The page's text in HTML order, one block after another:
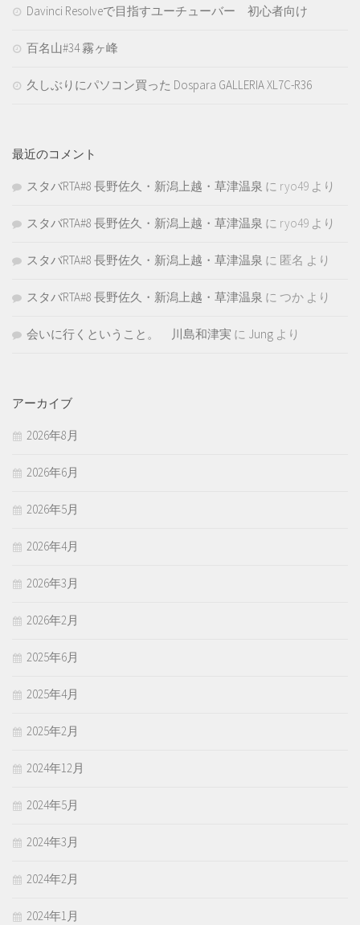
Davinci Resolveで目指すユーチューバー 初心者向け
百名山#34 霧ヶ峰
久しぶりにパソコン買った Dospara GALLERIA XL7C-R36
最近のコメント
スタバRTA#8 長野佐久・新潟上越・草津温泉 に ryo49 より
スタバRTA#8 長野佐久・新潟上越・草津温泉 に ryo49 より
スタバRTA#8 長野佐久・新潟上越・草津温泉 に 匿名 より
スタバRTA#8 長野佐久・新潟上越・草津温泉 に つか より
会いに行くということ。 川島和津実 に Jung より
アーカイブ
2026年8月
2026年6月
2026年5月
2026年4月
2026年3月
2026年2月
2025年6月
2025年4月
2025年2月
2024年12月
2024年5月
2024年3月
2024年2月
2024年1月